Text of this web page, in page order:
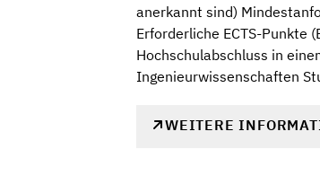
anerkannt sind)
Erforderliche ECTS-Punkte
Hochschulabschluss in
Ingenieurwissenschaften
WEITERE